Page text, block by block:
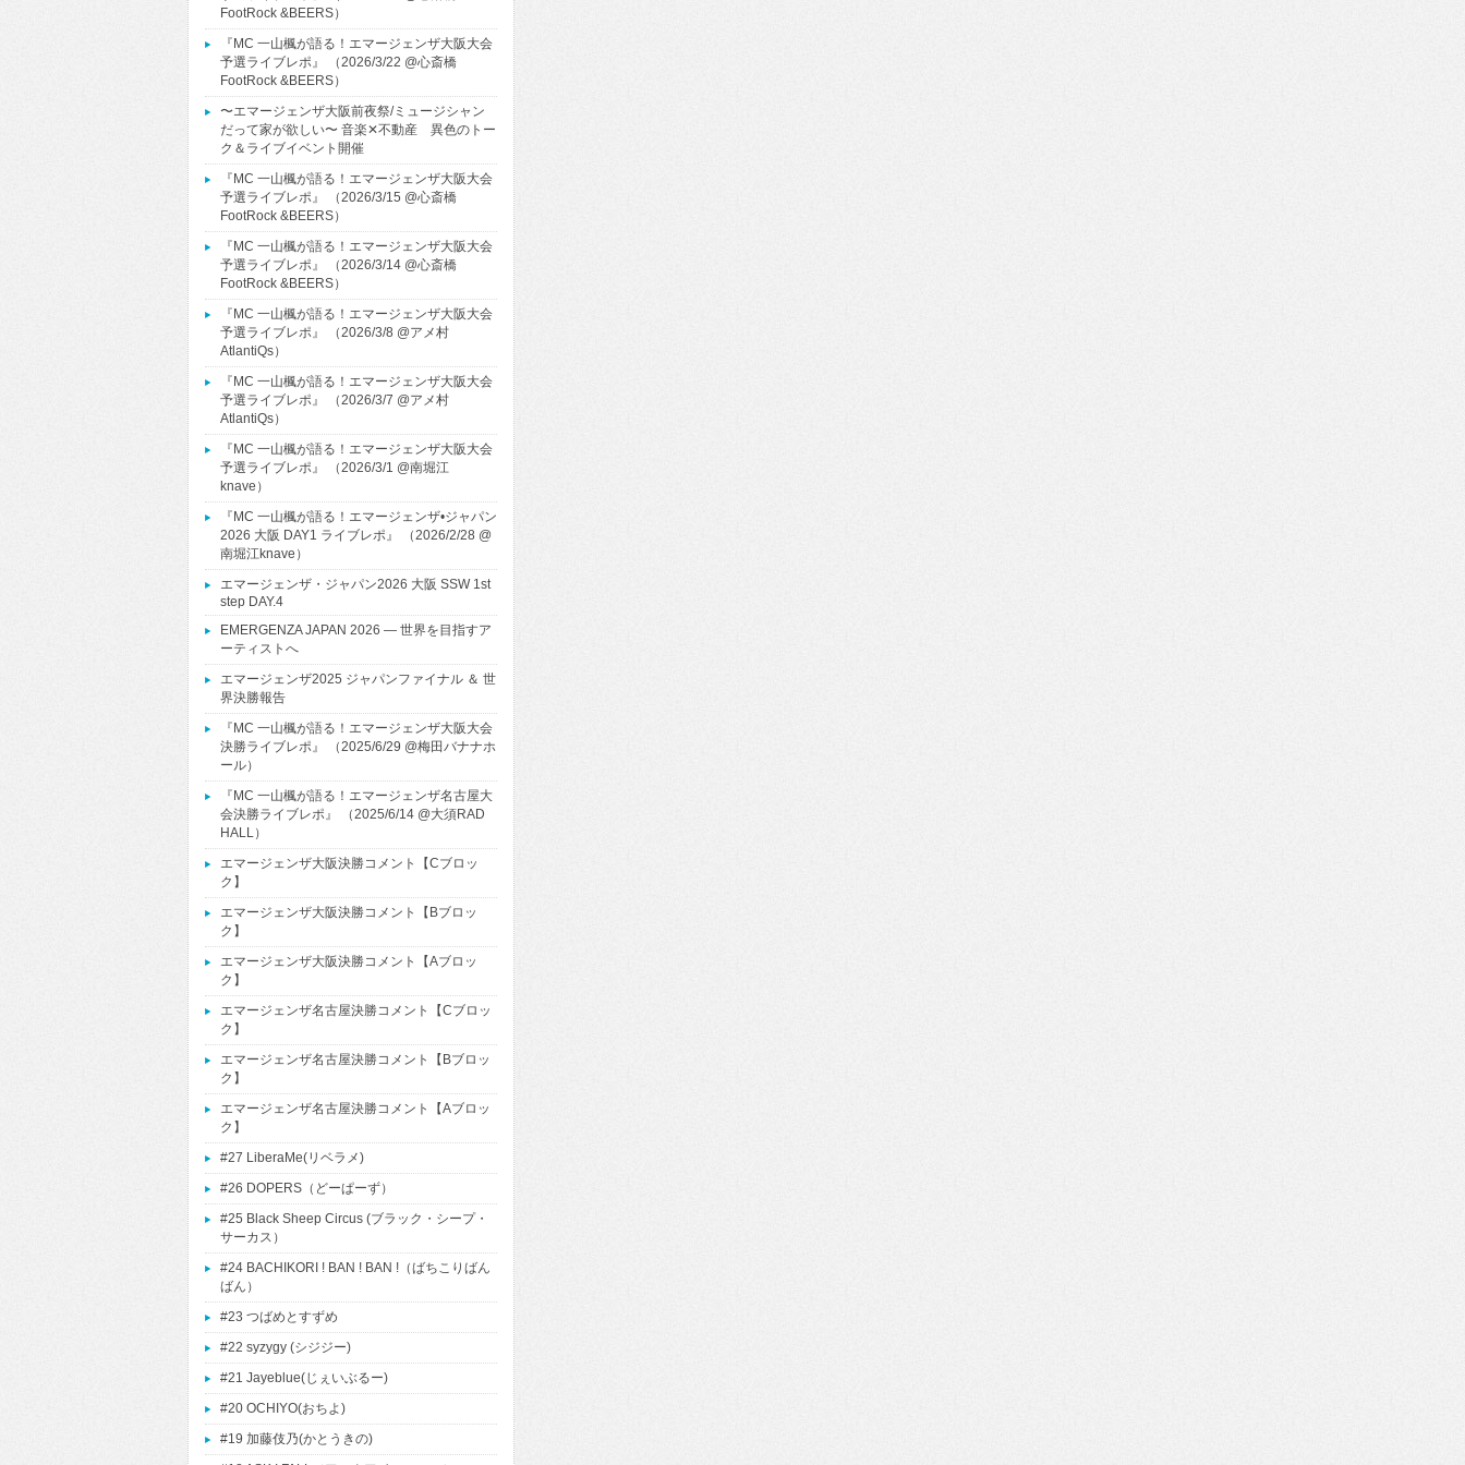
FootRock &BEERS）
『MC 一山楓が語る！エマージェンザ大阪大会
予選ライブレポ』 （2026/3/22 @心斎橋
FootRock &BEERS）
〜エマージェンザ大阪前夜祭/ミュージシャン
だって家が欲しい〜 音楽✕不動産 異色のトー
ク＆ライブイベント開催
『MC 一山楓が語る！エマージェンザ大阪大会
予選ライブレポ』 （2026/3/15 @心斎橋
FootRock &BEERS）
『MC 一山楓が語る！エマージェンザ大阪大会
予選ライブレポ』 （2026/3/14 @心斎橋
FootRock &BEERS）
『MC 一山楓が語る！エマージェンザ大阪大会
予選ライブレポ』 （2026/3/8 @アメ村
AtlantiQs）
『MC 一山楓が語る！エマージェンザ大阪大会
予選ライブレポ』 （2026/3/7 @アメ村
AtlantiQs）
『MC 一山楓が語る！エマージェンザ大阪大会
予選ライブレポ』 （2026/3/1 @南堀江
knave）
『MC 一山楓が語る！エマージェンザ•ジャパン
2026 大阪 DAY1 ライブレポ』 （2026/2/28 @
南堀江knave）
エマージェンザ・ジャパン2026 大阪 SSW 1st
step DAY.4
EMERGENZA JAPAN 2026 ― 世界を目指すア
ーティストへ
エマージェンザ2025 ジャパンファイナル ＆ 世
界決勝報告
『MC 一山楓が語る！エマージェンザ大阪大会
決勝ライブレポ』 （2025/6/29 @梅田バナナホ
ール）
『MC 一山楓が語る！エマージェンザ名古屋大
会決勝ライブレポ』 （2025/6/14 @大須RAD
HALL）
エマージェンザ大阪決勝コメント【Cブロッ
ク】
エマージェンザ大阪決勝コメント【Bブロッ
ク】
エマージェンザ大阪決勝コメント【Aブロッ
ク】
エマージェンザ名古屋決勝コメント【Cブロッ
ク】
エマージェンザ名古屋決勝コメント【Bブロッ
ク】
エマージェンザ名古屋決勝コメント【Aブロッ
ク】
#27 LiberaMe(リベラメ)
#26 DOPERS（どーぱーず）
#25 Black Sheep Circus (ブラック・シープ・
サーカス）
#24 BACHIKORI ! BAN ! BAN !（ばちこりばん
ばん）
#23 つばめとすずめ
#22 syzygy (シジジー)
#21 Jayeblue(じぇいぶるー)
#20 OCHIYO(おちよ)
#19 加藤伎乃(かとうきの)